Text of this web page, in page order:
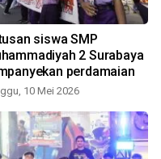
siswa SMP
2 Surabaya
perdamaian
10 Mei 2026